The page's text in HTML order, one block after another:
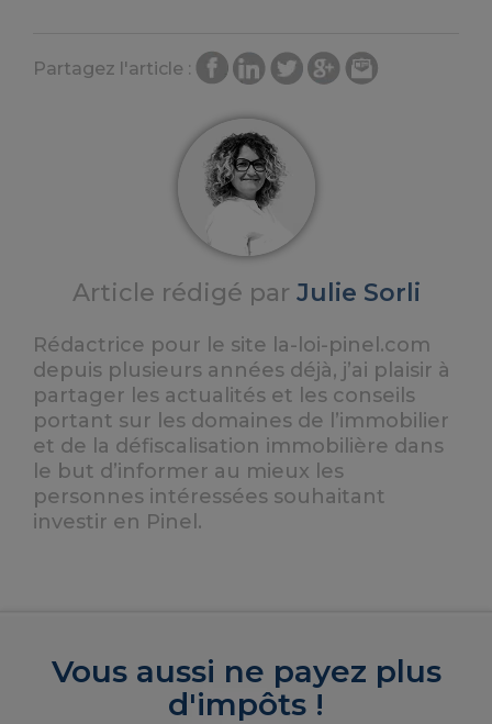
Partagez l'article :
Article rédigé par Julie Sorli
Rédactrice pour le site la-loi-pinel.com
depuis plusieurs années déjà, j’ai plaisir à
partager les actualités et les conseils
portant sur les domaines de l’immobilier
et de la défiscalisation immobilière dans
le but d’informer au mieux les
personnes intéressées souhaitant
investir en Pinel.
Vous aussi ne payez plus
d'impôts !